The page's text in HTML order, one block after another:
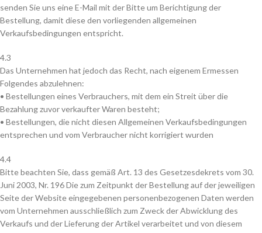
senden Sie uns eine E-Mail mit der Bitte um Berichtigung der
Bestellung, damit diese den vorliegenden allgemeinen
Verkaufsbedingungen entspricht.
4.3
Das Unternehmen hat jedoch das Recht, nach eigenem Ermessen
Folgendes abzulehnen:
• Bestellungen eines Verbrauchers, mit dem ein Streit über die
Bezahlung zuvor verkaufter Waren besteht;
• Bestellungen, die nicht diesen Allgemeinen Verkaufsbedingungen
entsprechen und vom Verbraucher nicht korrigiert wurden
4.4
Bitte beachten Sie, dass gemäß Art. 13 des Gesetzesdekrets vom 30.
Juni 2003, Nr. 196 Die zum Zeitpunkt der Bestellung auf der jeweiligen
Seite der Website eingegebenen personenbezogenen Daten werden
vom Unternehmen ausschließlich zum Zweck der Abwicklung des
Verkaufs und der Lieferung der Artikel verarbeitet und von diesem